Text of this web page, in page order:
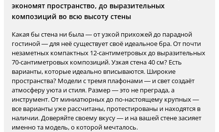
экономят пространство, до выразительных
композиций во всю высоту стены
Какая бы стена ни была — от узкой прихожей до парадной
гостиной — для неё существует своё идеальное бра. От почти
незаметных компактных 12-сантиметровых до выразительных
70-сантиметровых композиций. Узкая стена 40 см? Есть
варианты, которые идеально вписываются. Широкие
пространства? Модели с тремя плафонами — и свет создаёт
атмосферу уюта и стиля. Размер — это не преграда, а
инструмент. От миниатюрных до по-настоящему крупных —
все варианты уже рассчитаны, протестированы и находятся в
наличии. Доверяйте своему вкусу — и на вашей стене засияет
именно та модель, о которой мечталось.